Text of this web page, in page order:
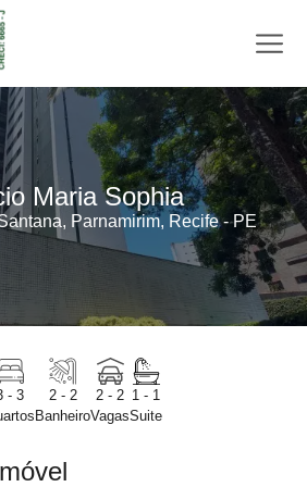
Maria Sophia
Parnamirim, Recife - PE
- 3
2 - 2
Banheiro
2 - 2
Vagas
1 - 1
Suite